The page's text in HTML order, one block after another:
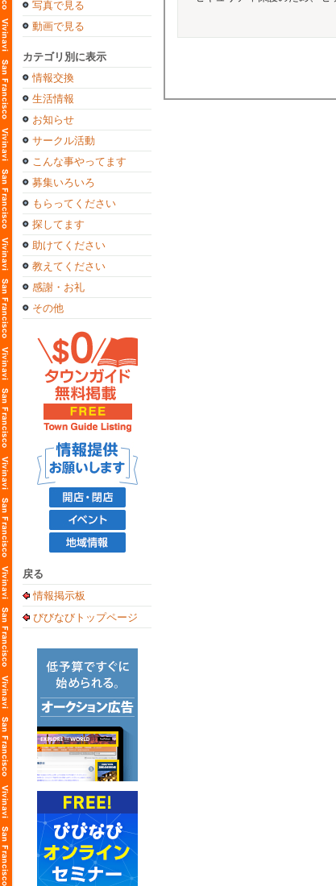
写真で見る
動画で見る
カテゴリ別に表示
情報交換
生活情報
お知らせ
サークル活動
こんな事やってます
募集いろいろ
もらってください
探してます
助けてください
教えてください
感謝・お礼
その他
戻る
情報掲示板
びびなびトップページ